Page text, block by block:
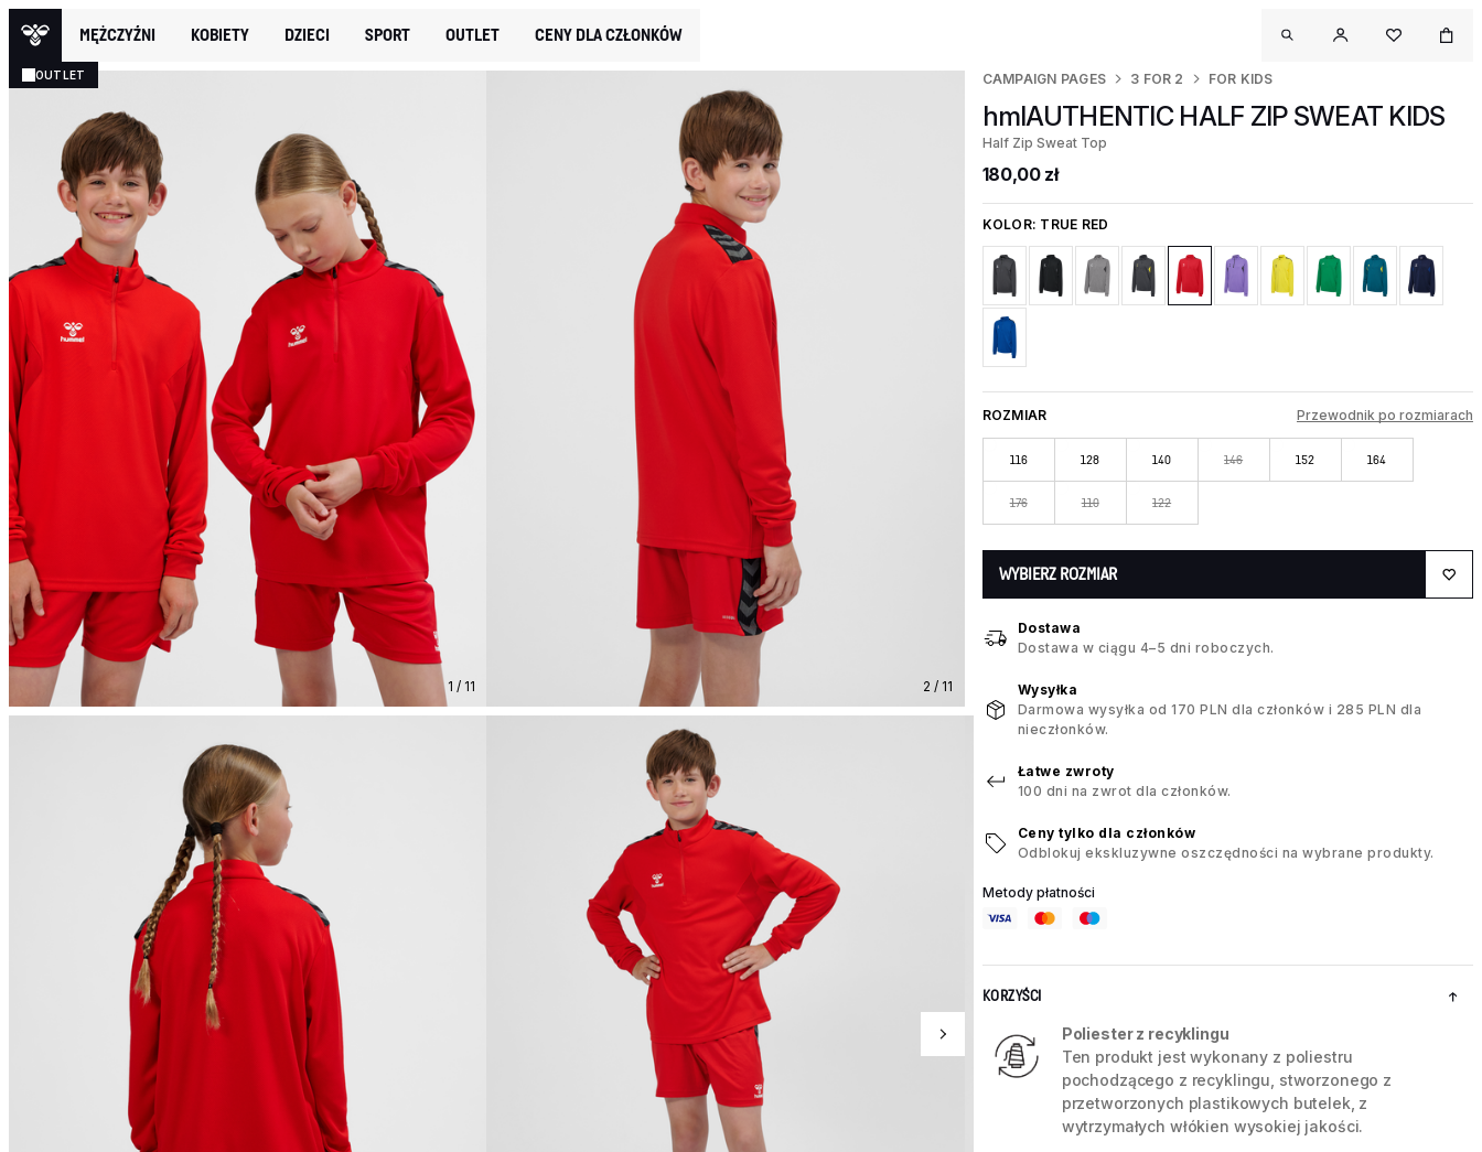
MĘŻCZYŹNI KOBIETY DZIECI SPORT OUTLET CENY DLA CZŁONKÓW
OUTLET
1 / 11 2 / 11
CAMPAIGN PAGES 3 FOR 2 FOR KIDS
hmlAUTHENTIC HALF ZIP SWEAT KIDS
Half Zip Sweat Top
180,00 zł
KOLOR: TRUE RED
ROZMIAR Przewodnik po rozmiarach
116 128 140 146 152 164
176 110 122
WYBIERZ ROZMIAR
Dostawa
Dostawa w ciągu 4–5 dni roboczych.
Wysyłka
Darmowa wysyłka od 170 PLN dla członków i 285 PLN dla
nieczłonków.
Łatwe zwroty
100 dni na zwrot dla członków.
Ceny tylko dla członków
Odblokuj ekskluzywne oszczędności na wybrane produkty.
Metody płatności
KORZYŚCI
Poliester z recyklingu
Ten produkt jest wykonany z poliestru
pochodzącego z recyklingu, stworzonego z
przetworzonych plastikowych butelek, z
wytrzymałych włókien wysokiej jakości.